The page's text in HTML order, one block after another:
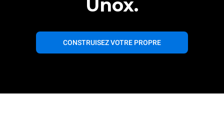
Unox.
CONSTRUISEZ VOTRE PROPRE